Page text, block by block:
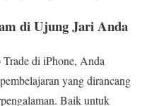
di Ujung Jari Anda
di iPhone, Anda
yang dirancang
Baik untuk